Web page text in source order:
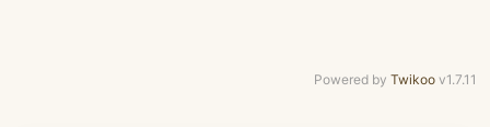
Powered by Twikoo v1.7.11